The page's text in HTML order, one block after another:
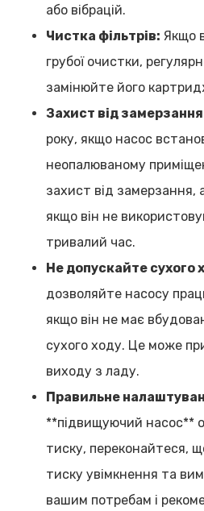
або вібрацій.
Чистка фільтрів: Якщо
грубої очистки,
замінюйте його
Захист від
року, якщо насос
неопалюваному
захист від замерзання,
якщо він не
тривалий час.
Не допускайте сухого
дозволяйте насосу
якщо він не має
сухого ходу. Це може
виходу з ладу.
Правильне
**підвищуючий насос**
тиску, переконайтеся,
тиску увімкнення та
вашим потребам і